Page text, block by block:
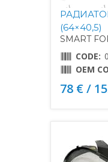
РАДИАТОР
(64×40,5)
SMART
CODE:
OEM
78 € /